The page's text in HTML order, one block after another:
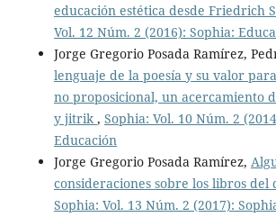
educación estética desde Friedrich
Vol. 12 Núm. 2 (2016): Sophia:
Jorge Gregorio Posada Ramírez,
lenguaje de la poesía y su valor
no proposicional, un acercamiento
y jitrik , Sophia: Vol. 10 Núm. 2
Educación
Jorge Gregorio Posada Ramírez,
consideraciones sobre los libros
Sophia: Vol. 13 Núm. 2 (2017):